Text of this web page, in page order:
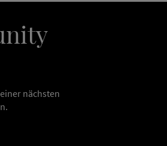
nächsten